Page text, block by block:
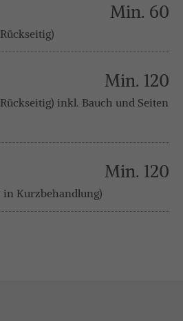
Min. 60
Min. 120
inkl. Bauch und Seiten
Min. 120
in Kurzbehandlung)